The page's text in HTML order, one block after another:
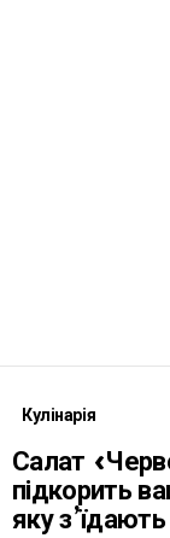
Кулінарія
Салат
підкорить
яку